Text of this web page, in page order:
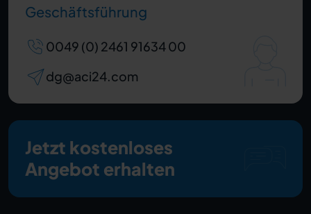
Geschäftsführung
0049 (0) 2461 91634 00
dg@aci24.com
Jetzt kostenloses
Angebot erhalten